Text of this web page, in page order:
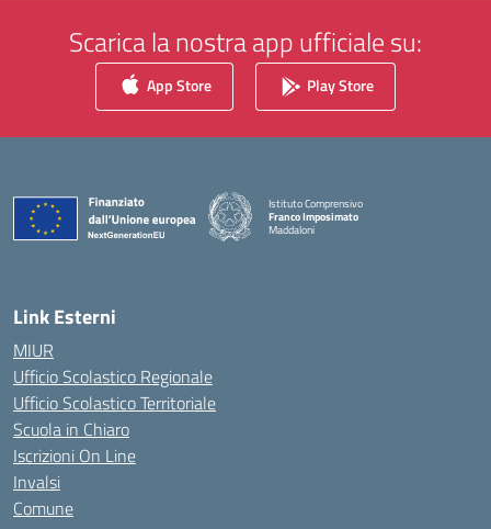
Scarica la nostra app ufficiale su:
App Store Play Store
Istituto Comprensivo
Franco Imposimato
Maddaloni
Link Esterni
MIUR
Ufficio Scolastico Regionale
Ufficio Scolastico Territoriale
Scuola in Chiaro
Iscrizioni On Line
Invalsi
Comune